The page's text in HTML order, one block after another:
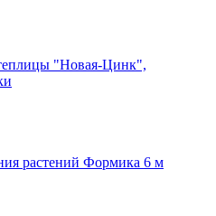
"Новая-Цинк",
растений Формика 6 м